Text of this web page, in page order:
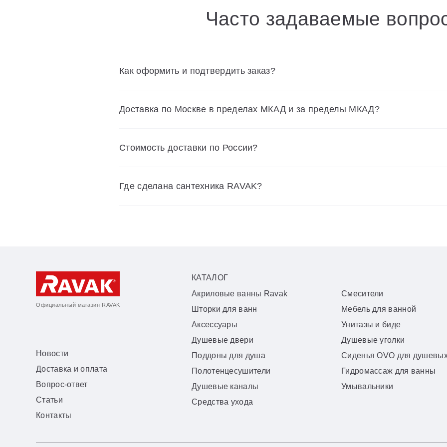
Часто задаваемые
Как оформить и подтвердить заказ?
Доставка по Москве в пределах МКАД и за пределы МКАД?
Cтоимость доставки по России?
Где сделана сантехника RAVAK?
Официальный магазин RAVAK
Новости
Доставка и оплата
Вопрос-ответ
Статьи
Контакты
КАТАЛОГ
Акриловые ванны Ravak
Смесители
Шторки для ванн
Мебель для ванной
Аксессуары
Унитазы и биде
Душевые двери
Душевые уголки
Поддоны для душа
Сиденья OVO для
Полотенцесушители
Гидромассаж для ванны
Душевые каналы
Умывальники
Средства ухода